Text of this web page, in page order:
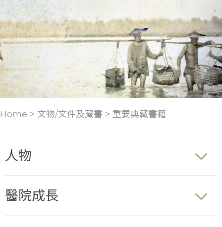
Home > 文物/文件及藏書 > 重要典藏書籍
人物
醫院成長